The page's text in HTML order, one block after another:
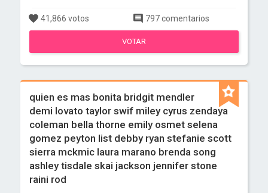
41,866 votos 797 comentarios
VOTAR
quien es mas bonita bridgit mendler
demi lovato taylor swif miley cyrus zendaya
coleman bella thorne emily osmet selena
gomez peyton list debby ryan stefanie scott
sierra mckmic laura marano brenda song
ashley tisdale skai jackson jennifer stone
raini rod